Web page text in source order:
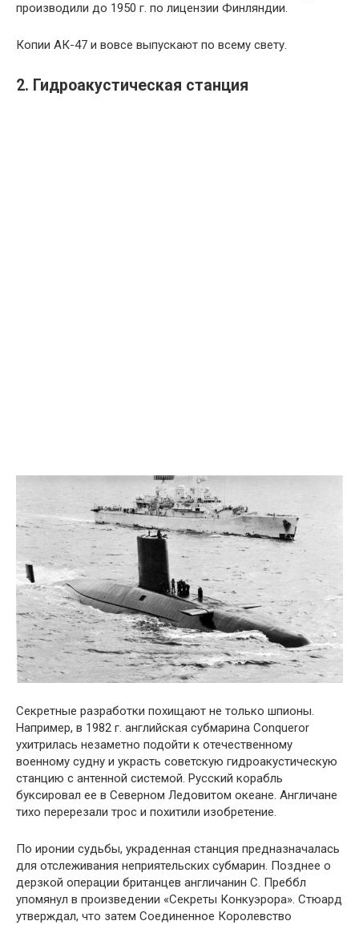
производили до 1950 г. по лицензии Финляндии.
Копии АК-47 и вовсе выпускают по всему свету.
2. Гидроакустическая станция
Секретные разработки похищают не только шпионы.
Например, в 1982 г. английская субмарина Conqueror
ухитрилась незаметно подойти к отечественному
военному судну и украсть советскую гидроакустическую
станцию с антенной системой. Русский корабль
буксировал ее в Северном Ледовитом океане. Англичане
тихо перерезали трос и похитили изобретение.
По иронии судьбы, украденная станция предназначалась
для отслеживания неприятельских субмарин. Позднее о
дерзкой операции британцев англичанин С. Преббл
упомянул в произведении «Секреты Конкуэрора». Стюард
утверждал, что затем Соединенное Королевство